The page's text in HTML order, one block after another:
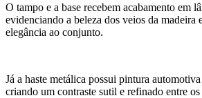
O tampo e a base recebem acabamento em
evidenciando a beleza dos veios da madeira
elegância ao conjunto.
Já a haste metálica possui pintura
criando um contraste sutil e refinado entre os